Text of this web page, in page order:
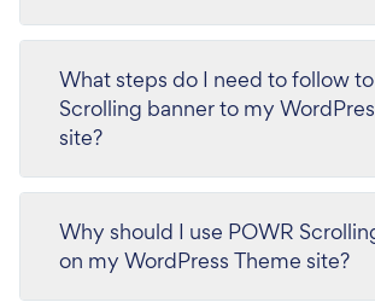
What steps do I need to follow
Scrolling banner to my
site?
Why should I use POWR
on my WordPress Theme site?